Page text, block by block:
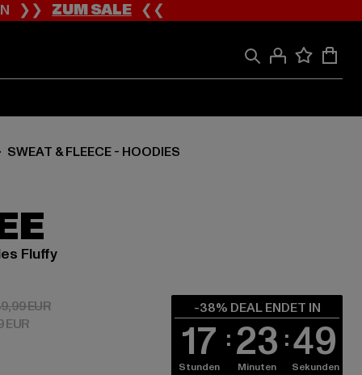
❯❯ZUM SALE❮❮
SWEAT & FLEECE - HOODIES
Fluffy
EUR
EURAktionspreis: 39,99 EUR
-38% DEAL ENDET IN
17
Stunden 23
Minuten 48
Sekunden